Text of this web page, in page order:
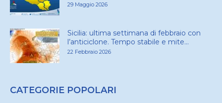
29 Maggio 2026
Sicilia: ultima settimana di febbraio con
l’anticiclone. Tempo stabile e mite...
22 Febbraio 2026
CATEGORIE POPOLARI